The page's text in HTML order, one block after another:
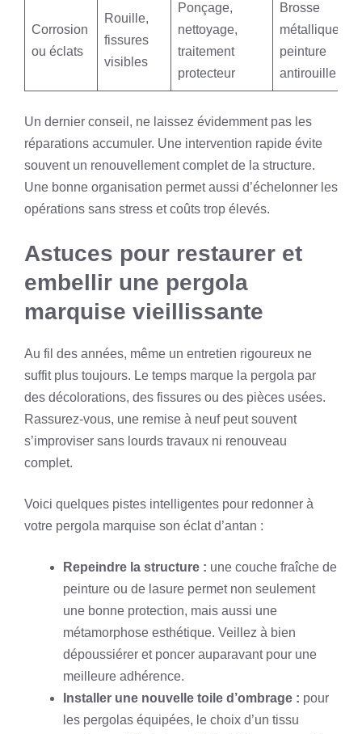
Corrosion
ou éclats
Rouille,
fissures
visibles
Ponçage,
nettoyage,
traitement
protecteur
Brosse
métallique,
peinture
antirouille
Un dernier conseil, ne laissez évidemment pas les
réparations accumuler. Une intervention rapide évite
souvent un renouvellement complet de la structure.
Une bonne organisation permet aussi d’échelonner les
opérations sans stress et coûts trop élevés.
Astuces pour restaurer et
embellir une pergola
marquise vieillissante
Au fil des années, même un entretien rigoureux ne
suffit plus toujours. Le temps marque la pergola par
des décolorations, des fissures ou des pièces usées.
Rassurez-vous, une remise à neuf peut souvent
s’improviser sans lourds travaux ni renouveau
complet.
Voici quelques pistes intelligentes pour redonner à
votre pergola marquise son éclat d’antan :
Repeindre la structure : une couche fraîche de
peinture ou de lasure permet non seulement
une bonne protection, mais aussi une
métamorphose esthétique. Veillez à bien
dépoussiérer et poncer auparavant pour une
meilleure adhérence.
Installer une nouvelle toile d’ombrage : pour
les pergolas équipées, le choix d’un tissu